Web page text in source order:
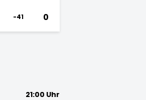
-41 0
21:00 Uhr